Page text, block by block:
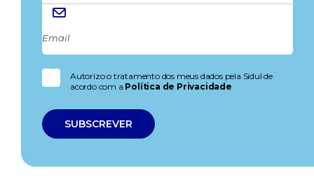
Autorizo o tratamento dos meus dados pela Sidul de
acordo com a Política de Privacidade